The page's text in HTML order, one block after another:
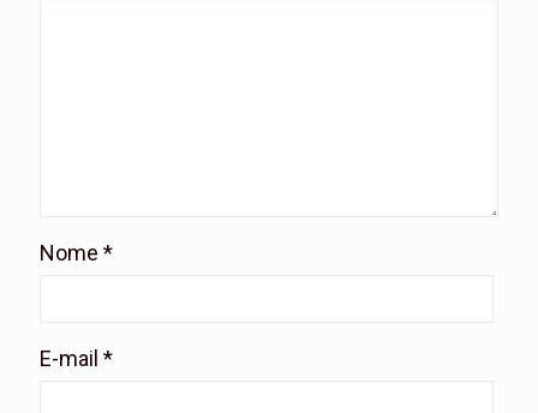
Nome *
E-mail *